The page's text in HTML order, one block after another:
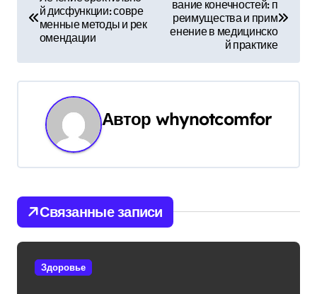
и
ц
и
я
п
й дисфункции: совре
менные методы и рек
омендации
вание конечностей: п
реимущества и прим
енение в медицинско
й практике
Автор whynotcomfor
Связанные записи
Здоровье